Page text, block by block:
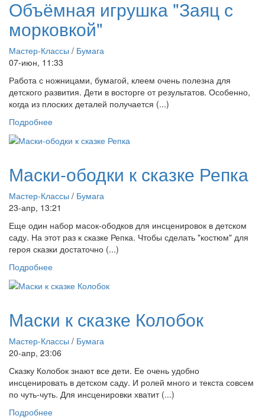
Объёмная игрушка "Заяц с
морковкой"
Мастер-Классы / Бумага
07-июн, 11:33
Работа с ножницами, бумагой, клеем очень полезна для
детского развития. Дети в восторге от результатов. Особенно,
когда из плоских деталей получается (...)
Подробнее
Маски-ободки к сказке Репка
Мастер-Классы / Бумага
23-апр, 13:21
Еще один набор масок-ободков для инсценировок в детском
саду. На этот раз к сказке Репка. Чтобы сделать "костюм" для
героя сказки достаточно (...)
Подробнее
Маски к сказке Колобок
Мастер-Классы / Бумага
20-апр, 23:06
Сказку Колобок знают все дети. Ее очень удобно
инсценировать в детском саду. И ролей много и текста совсем
по чуть-чуть. Для инсценировки хватит (...)
Подробнее